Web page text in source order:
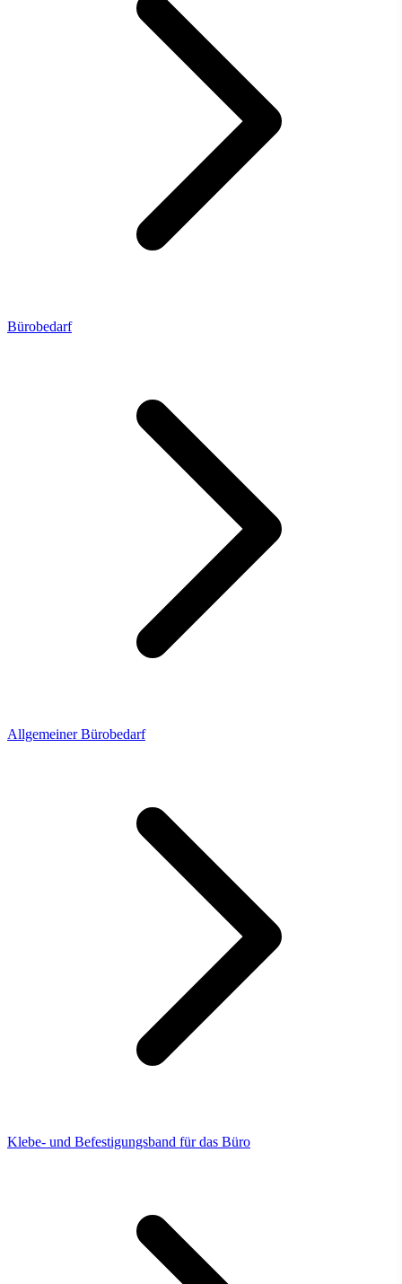
Bürobedarf
Allgemeiner Bürobedarf
Klebe- und Befestigungsband für das Büro